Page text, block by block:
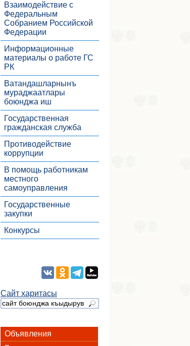
Взаимодействие с
Федеральным
Собранием Российской
Федерации
Информационные
материалы о работе ГС
РК
Ватандашларнынъ
мураджаатлары
боюнджа иш
Государственная
гражданская служба
Противодействие
коррупции
В помощь работникам
местного
самоуправления
Государственные
закупки
Конкурсы
Сайт харитасы
Объявления